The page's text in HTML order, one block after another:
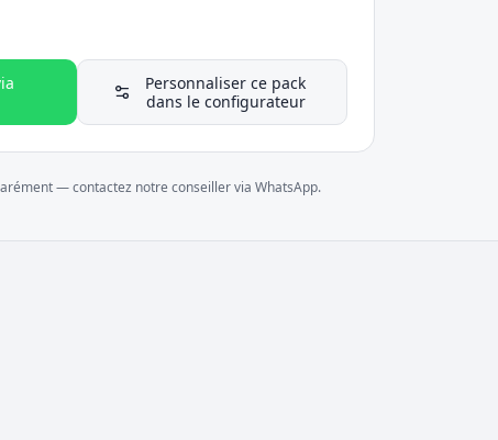
Personnaliser ce pack
dans le configurateur
— contactez notre conseiller via WhatsApp.